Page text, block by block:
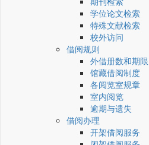
学位论文检索
特殊文献检索
校外访问
借阅规则
外借册数和期限
馆藏借阅制度
各阅览室规章
室内阅览
逾期与遗失
借阅办理
开架借阅服务